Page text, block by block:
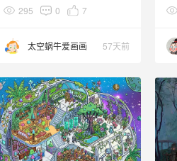
295 0 7
太空蜗牛爱画画 57天前